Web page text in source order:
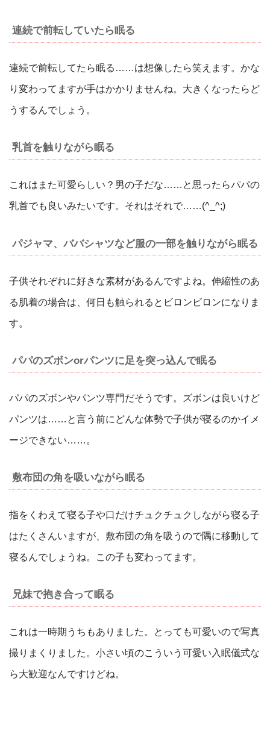
連続で前転していたら眠る
連続で前転してたら眠る……は想像したら笑えます。かな
り変わってますが手はかかりませんね。大きくなったらど
うするんでしょう。
乳首を触りながら眠る
これはまた可愛らしい？男の子だな……と思ったらパパの
乳首でも良いみたいです。それはそれで……(^_^;)
パジャマ、ババシャツなど服の一部を触りながら眠る
子供それぞれに好きな素材があるんですよね。伸縮性のあ
る肌着の場合は、何日も触られるとビロンビロンになりま
す。
パパのズボンorパンツに足を突っ込んで眠る
パパのズボンやパンツ専門だそうです。ズボンは良いけど
パンツは……と言う前にどんな体勢で子供が寝るのかイメ
ージできない……。
敷布団の角を吸いながら眠る
指をくわえて寝る子や口だけチュクチュクしながら寝る子
はたくさんいますが、敷布団の角を吸うので隅に移動して
寝るんでしょうね。この子も変わってます。
兄妹で抱き合って眠る
これは一時期うちもありました。とっても可愛いので写真
撮りまくりました。小さい頃のこういう可愛い入眠儀式な
ら大歓迎なんですけどね。